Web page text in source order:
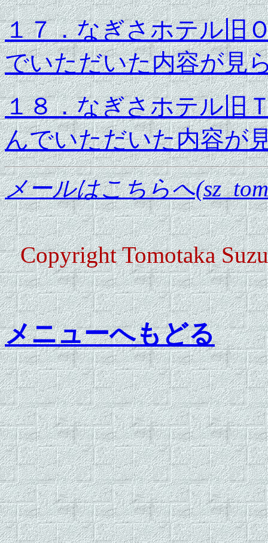
１７．なぎさホテル旧
でいただいた内容が見
１８．なぎさホテル旧
んでいただいた内容が
メールはこちらへ
Copyright Tomotaka
メニューへもどる